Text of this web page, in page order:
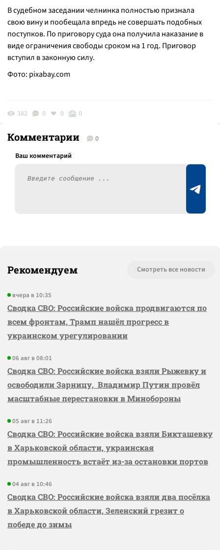
В судебном заседании челнинка полностью признала
свою вину и пообещала впредь не совершать подобных
поступков. По приговору суда она получила наказание в
виде ограничения свободы сроком на 1 год. Приговор
вступил в законную силу.
Фото: pixabay.com
382 0 0 0
Комментарии 0
Рекомендуем Смотреть все новости
вчера в 10:35
Сводка СВО: Российские войска продвигаются по
всем фронтам, Трамп нашёл прогресс в
украинском урегулировании
06 авг в 08:01
Сводка СВО: Российские войска взяли Рыжевку и
освободили Зарницу, Владимир Путин провёл
масштабные перестановки в Минобороны
05 авг в 11:26
Сводка СВО: Российские войска взяли Бикташевку
в Харьковской области, украинская
промышленность встаёт из-за остановки портов
04 авг в 10:46
Сводка СВО: Российские войска взяли два посёлка
в Харьковской области, Зеленский грезит о
победе до зимы